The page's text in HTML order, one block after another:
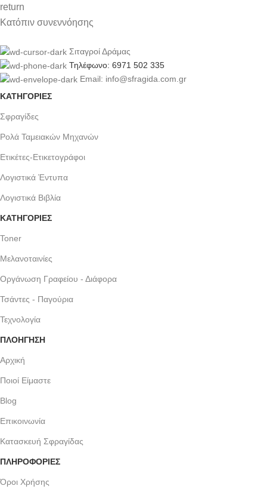
Κατόπιν συνεννόησης
Σιταγροί Δράμας
Τηλέφωνο: 6971 502 335
Email: info@sfragida.com.gr
ΚΑΤΗΓΟΡΙΕΣ
Σφραγίδες
Ρολά Ταμειακών Μηχανών
Ετικέτες-Ετικετογράφοι
Λογιστικά Έντυπα
Λογιστικά Βιβλία
ΚΑΤΗΓΟΡΙΕΣ
Toner
Μελανοταινίες
Οργάνωση Γραφείου - Διάφορα
Τσάντες - Παγούρια
Τεχνολογία
ΠΛΟΗΓΗΣΗ
Αρχική
Ποιοί Είμαστε
Blog
Επικοινωνία
Κατασκευή Σφραγίδας
ΠΛΗΡΟΦΟΡΙΕΣ
Όροι Χρήσης